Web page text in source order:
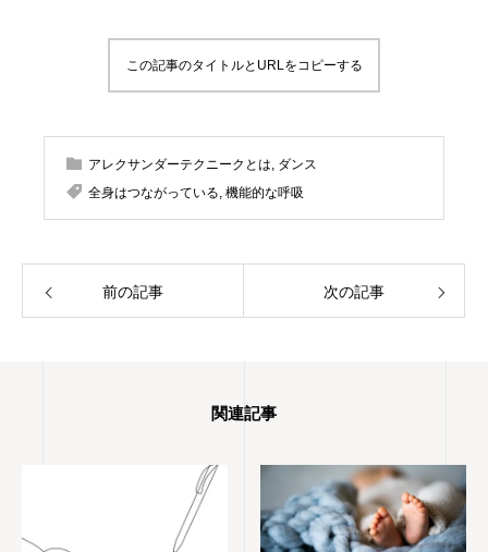
最近です。これはハーモニカに似ています
が、吹き方によって音が下がってしまうの
ーク教師協会)認定教師の資格を取得 神奈川
県立生田高等学校卒業 東京理科大学理学部応
この記事のタイトルとURLをコピーする
アレクサンダーテクニークとは, ダンス
全身はつながっている, 機能的な呼吸
前の記事 次の記事
関連記事